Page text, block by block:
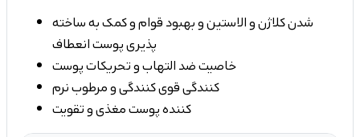
کمک به ساخته ‎شدن کلاژن و الاستین و بهبود قوام و
انعطاف‎ پذیری پوست
خاصیت ضد التهاب و تحریکات پوست
نرم ‎کنندگی و مرطوب‎ کنندگی قوی
مغذی و تقویت‎ کننده پوست